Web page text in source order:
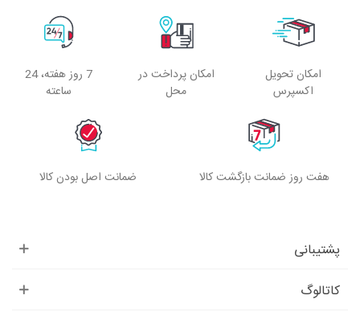
امکان تحویل
اکسپرس
امکان پرداخت در
محل
7 روز هفته، 24
ساعته
هفت روز ضمانت بازگشت کالا ضمانت اصل بودن کالا
پشتیبانی
کاتالوگ